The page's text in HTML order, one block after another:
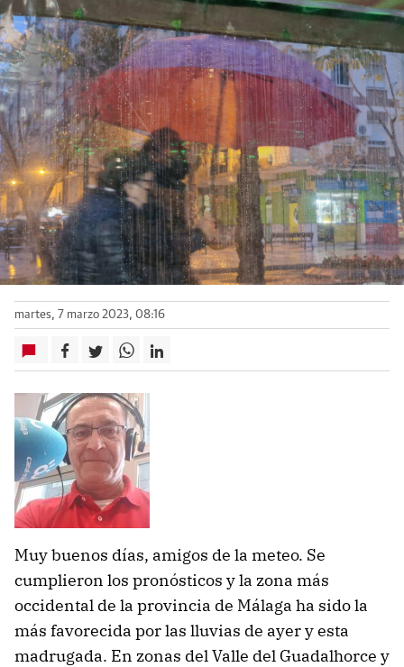
martes, 7 marzo 2023, 08:16
Muy buenos días, amigos de la meteo. Se
cumplieron los pronósticos y la zona más
occidental de la provincia de Málaga ha sido la
más favorecida por las lluvias de ayer y esta
madrugada. En zonas del Valle del Guadalhorce y